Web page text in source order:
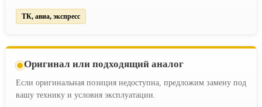
ТК, авиа, экспресс
Оригинал или подходящий аналог
Если оригинальная позиция недоступна, предложим замену под
вашу технику и условия эксплуатации.